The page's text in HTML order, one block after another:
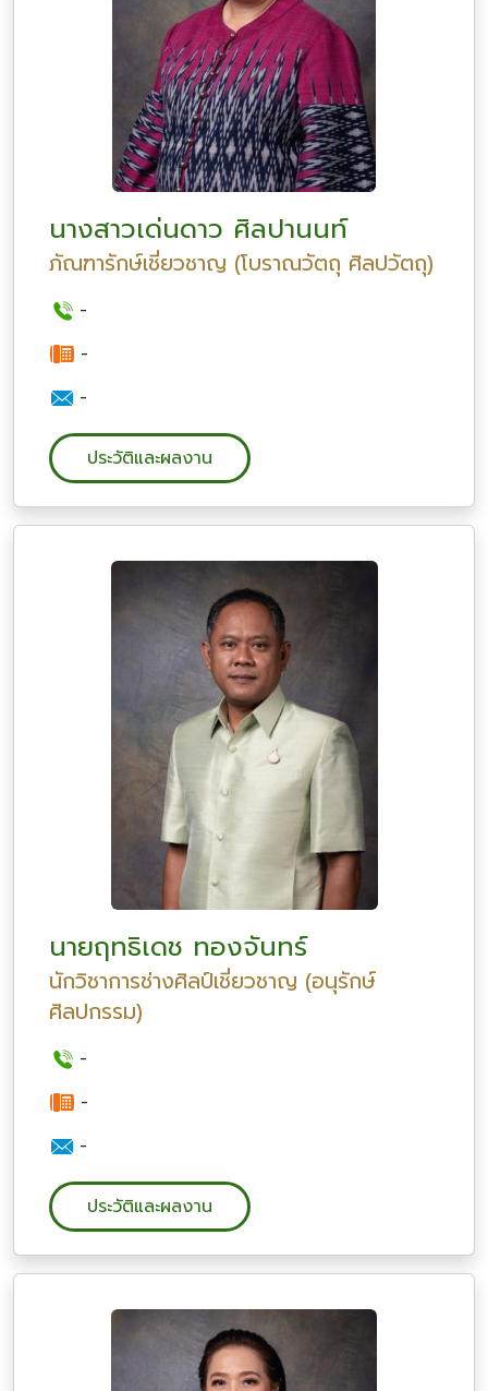
นางสาวเด่นดาว ศิลปานนท์
ภัณฑารักษ์เชี่ยวชาญ (โบราณวัตถุ ศิลปวัตถุ)
-
-
-
ประวัติและผลงาน
นายฤทธิเดช ทองจันทร์
นักวิชาการช่างศิลป์เชี่ยวชาญ (อนุรักษ์
ศิลปกรรม)
-
-
-
ประวัติและผลงาน